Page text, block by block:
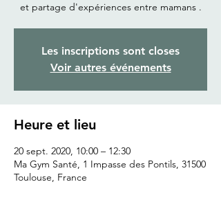
et partage d'expériences entre mamans .
Les inscriptions sont closes
Voir autres événements
Heure et lieu
20 sept. 2020, 10:00 – 12:30
Ma Gym Santé, 1 Impasse des Pontils, 31500
Toulouse, France